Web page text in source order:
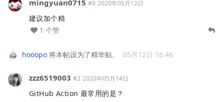
mingyuan0715 #0 2020年05月12日
建议加个精
1 个赞
hooopo 将本帖设为了精华贴。 05月12日 16:46
zzz6519003 #2 2020年05月14日
GitHub Action 最常用的是？